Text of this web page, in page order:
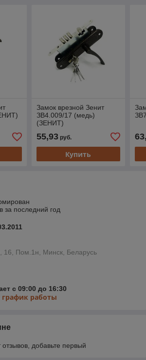
Замок врезной Зенит
ЗВ4.009/17 (медь)
(ЗЕНИТ)
55,93руб.
Купить
за последний год
16, Пом.1н, Минск, Беларусь
с 09:00 до 16:30
график работы
добавьте первый